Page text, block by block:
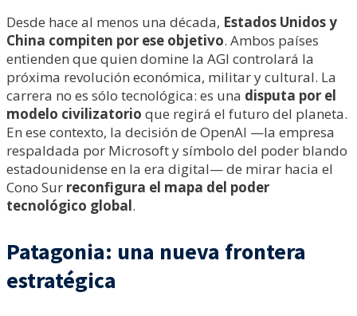
Desde hace al menos una década, Estados Unidos y
China compiten por ese objetivo. Ambos países
entienden que quien domine la AGI controlará la
próxima revolución económica, militar y cultural. La
carrera no es sólo tecnológica: es una disputa por el
modelo civilizatorio que regirá el futuro del planeta.
En ese contexto, la decisión de OpenAI —la empresa
respaldada por Microsoft y símbolo del poder blando
estadounidense en la era digital— de mirar hacia el
Cono Sur reconfigura el mapa del poder
tecnológico global.
Patagonia: una nueva frontera
estratégica